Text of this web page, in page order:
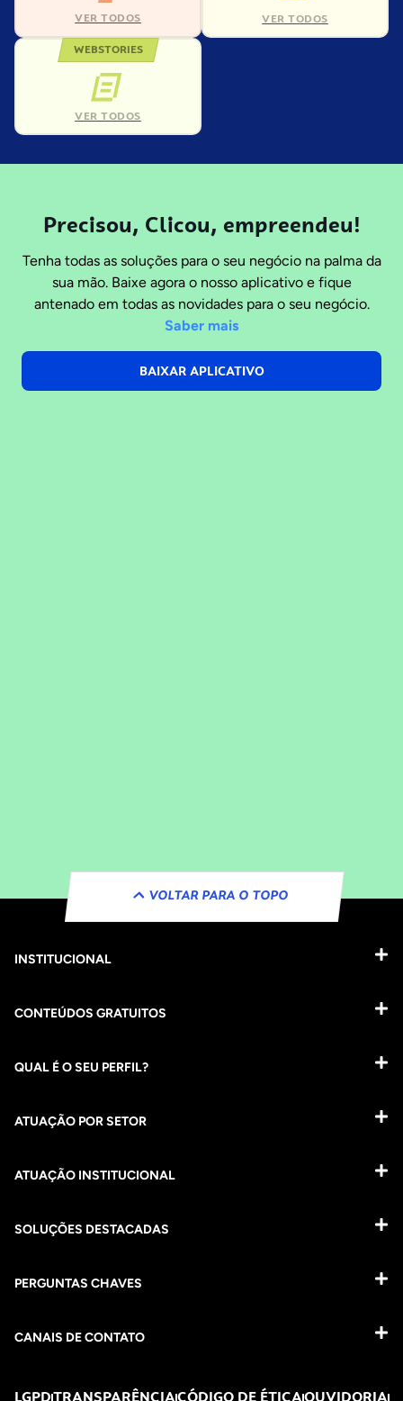
VER TODOS VER TODOS
WEBSTORIES
VER TODOS
Precisou, Clicou, empreendeu!
Tenha todas as soluções para o seu negócio na palma da
sua mão. Baixe agora o nosso aplicativo e fique
antenado em todas as novidades para o seu negócio.
Saber mais
BAIXAR APLICATIVO
VOLTAR PARA O TOPO
INSTITUCIONAL
CONTEÚDOS GRATUITOS
QUAL É O SEU PERFIL?
ATUAÇÃO POR SETOR
ATUAÇÃO INSTITUCIONAL
SOLUÇÕES DESTACADAS
PERGUNTAS CHAVES​
CANAIS DE CONTATO
LGPDTRANSPARÊNCIACÓDIGO DE ÉTICAOUVIDORIA